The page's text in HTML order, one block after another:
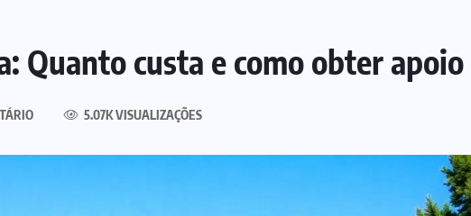
Quanto custa e como obter apoio
5.07K VISUALIZAÇÕES